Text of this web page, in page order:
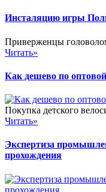
Инсталяцию игры
Приверженцы
Читать»
Как дешево по
Покупка детского
Читать»
Экспертиза
прохождения